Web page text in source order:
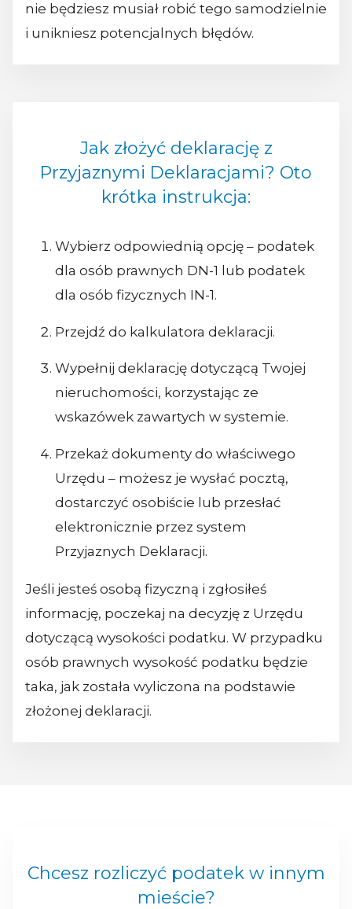
nie będziesz musiał robić tego samodzielnie
i unikniesz potencjalnych błędów.
Jak złożyć deklarację z
Przyjaznymi Deklaracjami? Oto
krótka instrukcja:
Wybierz odpowiednią opcję – podatek
dla osób prawnych DN-1 lub podatek
dla osób fizycznych IN-1.
Przejdź do kalkulatora deklaracji.
Wypełnij deklarację dotyczącą Twojej
nieruchomości, korzystając ze
wskazówek zawartych w systemie.
Przekaż dokumenty do właściwego
Urzędu – możesz je wysłać pocztą,
dostarczyć osobiście lub przesłać
elektronicznie przez system
Przyjaznych Deklaracji.
Jeśli jesteś osobą fizyczną i zgłosiłeś
informację, poczekaj na decyzję z Urzędu
dotyczącą wysokości podatku. W przypadku
osób prawnych wysokość podatku będzie
taka, jak została wyliczona na podstawie
złożonej deklaracji.
Chcesz rozliczyć podatek w innym
mieście?